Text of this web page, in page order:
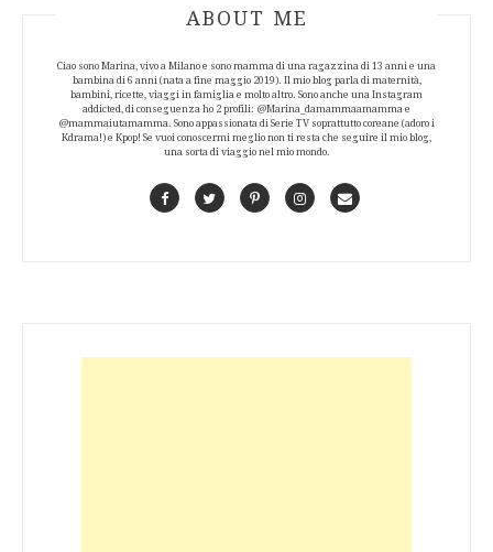
ABOUT AUTHOR
ABOUT ME
Ciao sono Marina, vivo a Milano e sono mamma di una ragazzina di 13 anni e una
bambina di 6 anni (nata a fine maggio 2019). Il mio blog parla di maternità,
bambini, ricette, viaggi in famiglia e molto altro. Sono anche una Instagram
addicted, di conseguenza ho 2 profili: @Marina_damammaamamma e
@mammaiutamamma. Sono appassionata di Serie TV soprattutto coreane (adoro i
Kdrama!) e Kpop! Se vuoi conoscermi meglio non ti resta che seguire il mio blog,
una sorta di viaggio nel mio mondo.
FacebookTwitterPinterestInstagramContact